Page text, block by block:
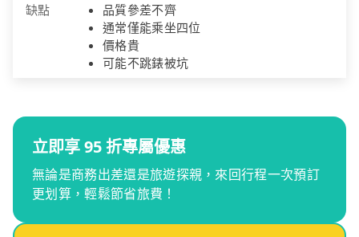
缺點
品質參差不齊
通常僅能乘坐四位
價格貴
可能不跳錶被坑
立即享 95 折專屬優惠
無論是商務出差還是旅遊探親，來回行程一次預訂
更划算，輕鬆節省旅費！